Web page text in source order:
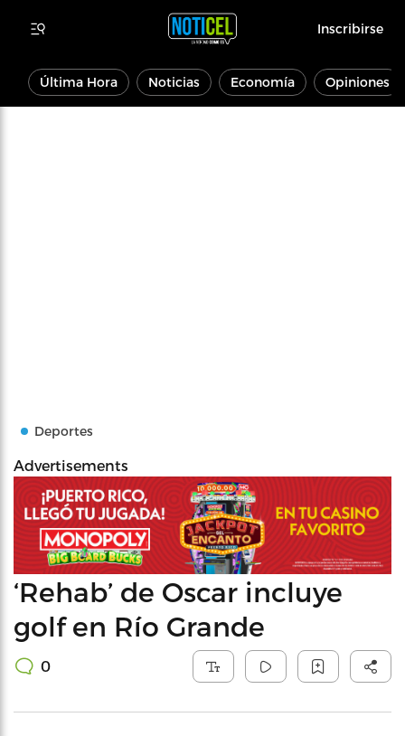
Inscribirse
Última Hora Noticias Economía Opiniones
Deportes
Advertisements
‘Rehab’ de Oscar incluye
golf en Río Grande
0